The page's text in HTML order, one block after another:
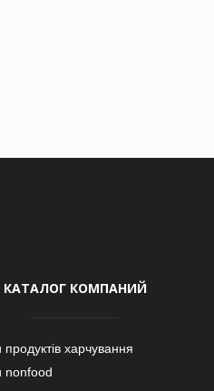
КАТАЛОГ КОМПАНИЙ
харчування
nonfood